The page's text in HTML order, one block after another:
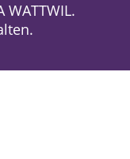
WATTWIL.